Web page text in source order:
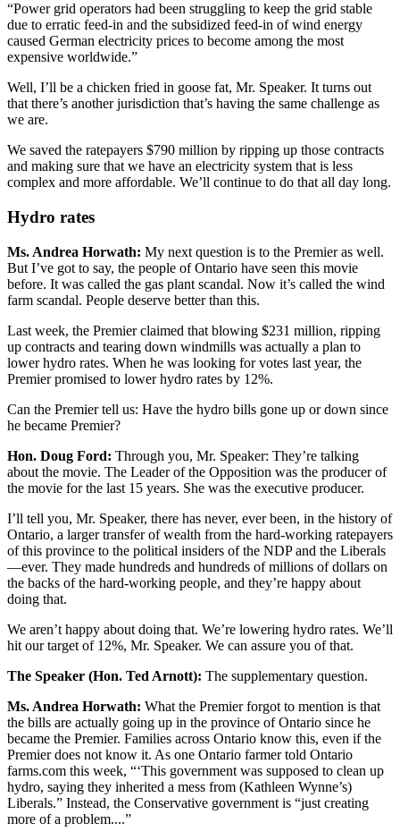
“Power grid operators had been struggling to keep the grid stable
due to erratic feed-in and the subsidized feed-in of wind energy
caused German electricity prices to become among the most
expensive worldwide.”
Well, I’ll be a chicken fried in goose fat, Mr. Speaker. It turns out
that there’s another jurisdiction that’s having the same challenge as
we are.
We saved the ratepayers $790 million by ripping up those contracts
and making sure that we have an electricity system that is less
complex and more affordable. We’ll continue to do that all day long.
Hydro rates
Ms. Andrea Horwath: My next question is to the Premier as well.
But I’ve got to say, the people of Ontario have seen this movie
before. It was called the gas plant scandal. Now it’s called the wind
farm scandal. People deserve better than this.
Last week, the Premier claimed that blowing $231 million, ripping
up contracts and tearing down windmills was actually a plan to
lower hydro rates. When he was looking for votes last year, the
Premier promised to lower hydro rates by 12%.
Can the Premier tell us: Have the hydro bills gone up or down since
he became Premier?
Hon. Doug Ford: Through you, Mr. Speaker: They’re talking
about the movie. The Leader of the Opposition was the producer of
the movie for the last 15 years. She was the executive producer.
I’ll tell you, Mr. Speaker, there has never, ever been, in the history of
Ontario, a larger transfer of wealth from the hard-working ratepayers
of this province to the political insiders of the NDP and the Liberals
—ever. They made hundreds and hundreds of millions of dollars on
the backs of the hard-working people, and they’re happy about
doing that.
We aren’t happy about doing that. We’re lowering hydro rates. We’ll
hit our target of 12%, Mr. Speaker. We can assure you of that.
The Speaker (Hon. Ted Arnott): The supplementary question.
Ms. Andrea Horwath: What the Premier forgot to mention is that
the bills are actually going up in the province of Ontario since he
became the Premier. Families across Ontario know this, even if the
Premier does not know it. As one Ontario farmer told Ontario
farms.com this week, “‘This government was supposed to clean up
hydro, saying they inherited a mess from (Kathleen Wynne’s)
Liberals.” Instead, the Conservative government is “just creating
more of a problem....”